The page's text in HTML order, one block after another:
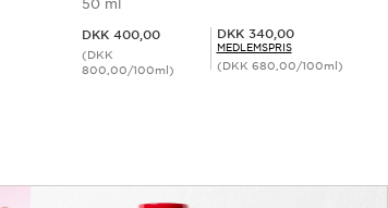
50 ml
DKK 400,00
(DKK
800,00/100ml)
Medlemspris DKK 340,00
DKK 340,00
MEDLEMSPRIS
(DKK 680,00/100ml)